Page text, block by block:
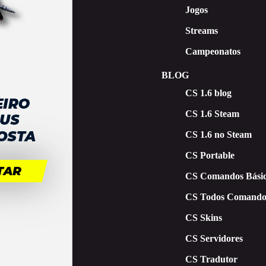
Jogos
Streams
Campeonatos
BLOG
CS 1.6 blog
CS 1.6 Steam
CS 1.6 no Steam
CS Portable
CS Comandos
CS Todos
CS Skins
CS Servidores
CS Tradutor